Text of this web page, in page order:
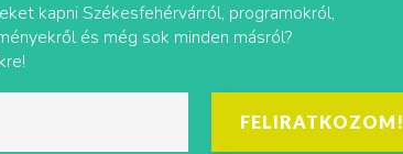
kapni Székesfehérvárról, programokról,
és még sok minden másról?
FELIRATKOZOM!